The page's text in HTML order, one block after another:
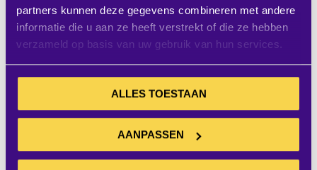
partners kunnen deze gegevens combineren met andere
informatie die u aan ze heeft verstrekt of die ze hebben
verzameld op basis van uw gebruik van hun services.
ALLES TOESTAAN
AANPASSEN
- Het projectiedoek is extreem vlak en daardoor
geschikt voor alle typen data- en videoprojectie.
- Het frame is eenvoudig te monteren.
klittenband aan het frame bevestigd.
- Inkorten van het frame en projectiedoek voor frame
projectieschermen. Het frame en het projectiedoek van
- Het frame van een frame projectiescherm in een